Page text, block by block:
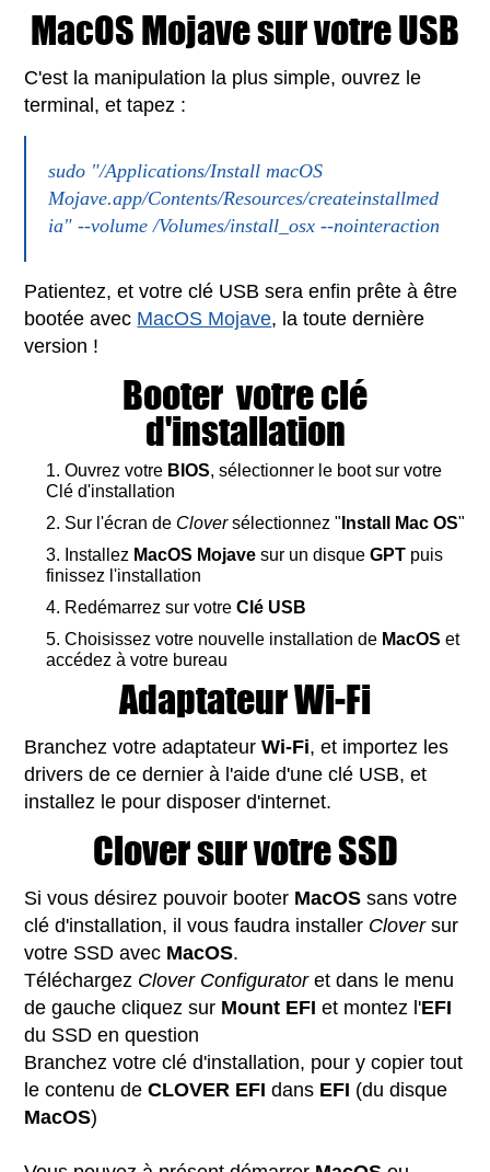
MacOS Mojave sur votre USB
C'est la manipulation la plus simple, ouvrez le
terminal, et tapez :
sudo "/Applications/Install macOS
Mojave.app/Contents/Resources/createinstallmed
ia" --volume /Volumes/install_osx --nointeraction
Patientez, et votre clé USB sera enfin prête à être
bootée avec MacOS Mojave, la toute dernière
version !
Booter votre clé
d'installation
Ouvrez votre BIOS, sélectionner le boot sur votre
Clé d'installation
Sur l'écran de Cloversélectionnez " Install Mac OS"
Installez MacOS Mojave sur un disqueGPT puis
finissez l'installation
Redémarrez sur votreClé USB
Choisissez votre nouvelle installation de MacOS et
accédez à votre bureau
Adaptateur Wi-Fi
Branchez votre adaptateurWi-Fi, et importez les
drivers de ce dernier à l'aide d'une clé USB, et
installez le pour disposer d'internet.
Clover sur votre SSD
Si vous désirez pouvoir booter MacOS sans votre
clé d'installation, il vous faudra installer Cloversur
votre SSD avec MacOS.
Téléchargez Clover Configuratoret dans le menu
de gauche cliquez sur Mount EFI et montez l'EFI
du SSD en question
Branchez votre clé d'installation, pour y copier tout
le contenu deCLOVER EFI dans EFI (du disque
MacOS)